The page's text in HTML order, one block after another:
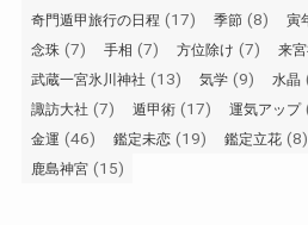
奇門遁甲旅行の日程 (17) 季節 (8) 寅
念珠 (7) 手相 (7) 方位除け (7) 来
武蔵一宮氷川神社 (13) 気学 (9) 水晶
諏訪大社 (7) 遁甲術 (17) 運気アップ
金運 (46) 鑑定未恋 (19) 鑑定立花 (8)
鹿島神宮 (15)